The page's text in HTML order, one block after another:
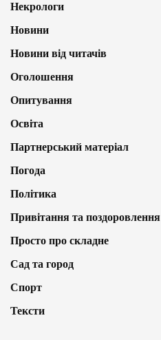
Некрологи
Новини
Новини від читачів
Оголошення
Опитування
Освіта
Партнерський матеріал
Погода
Політика
Привітання та поздоровлення
Просто про складне
Сад та город
Спорт
Тексти